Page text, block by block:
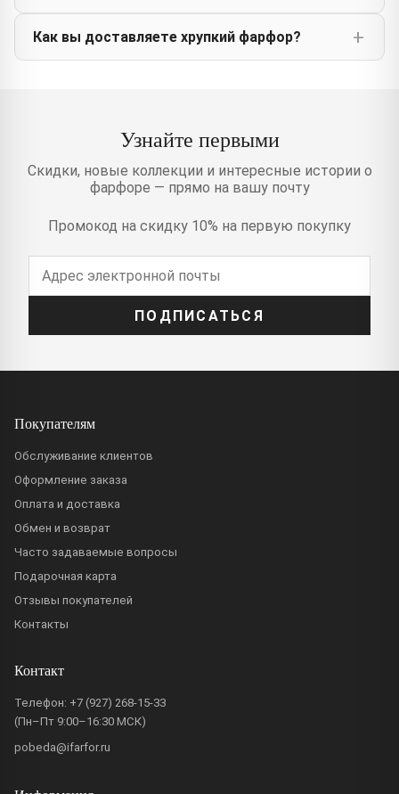
Как вы доставляете хрупкий фарфор?
Узнайте первыми
Скидки, новые коллекции и интересные истории о
фарфоре — прямо на вашу почту
Промокод на скидку 10% на первую покупку
ПОДПИСАТЬСЯ
Покупателям
Обслуживание клиентов
Оформление заказа
Оплата и доставка
Обмен и возврат
Часто задаваемые вопросы
Подарочная карта
Отзывы покупателей
Контакты
Контакт
Телефон: +7 (927) 268-15-33
(Пн–Пт 9:00–16:30 МСК)
pobeda@ifarfor.ru